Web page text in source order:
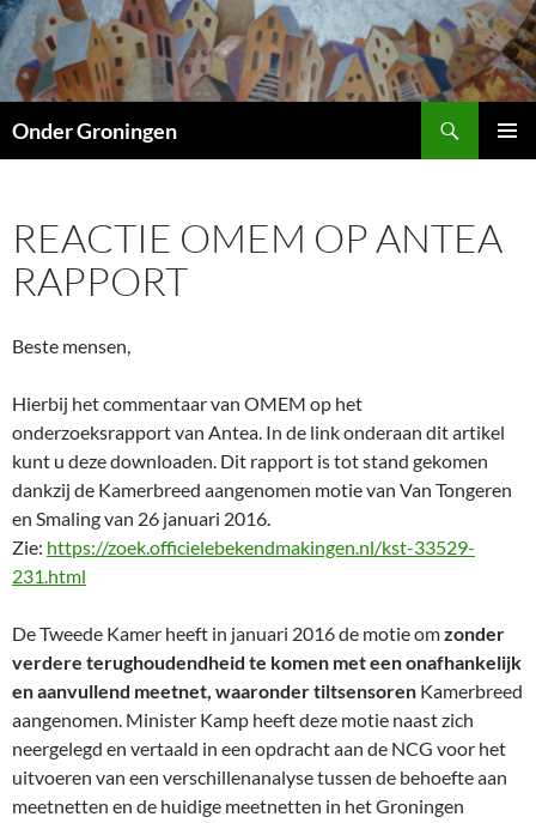
Ga
naar
de
inhoud
Onder Groningen
REACTIE OMEM OP ANTEA
RAPPORT
Beste mensen,
Hierbij het commentaar van OMEM op het
onderzoeksrapport van Antea. In de link onderaan dit artikel
kunt u deze downloaden. Dit rapport is tot stand gekomen
dankzij de Kamerbreed aangenomen motie van Van Tongeren
en Smaling van 26 januari 2016.
Zie: https://zoek.officielebekendmakingen.nl/kst-33529-
231.html
De Tweede Kamer heeft in januari 2016 de motie omzonder
verdere terughoudendheid te komen met een onafhankelijk
en aanvullend meetnet, waaronder tiltsensoren Kamerbreed
aangenomen. Minister Kamp heeft deze motie naast zich
neergelegd en vertaald in een opdracht aan de NCG voor het
uitvoeren van een verschillenanalyse tussen de behoefte aan
meetnetten en de huidige meetnetten in het Groningen